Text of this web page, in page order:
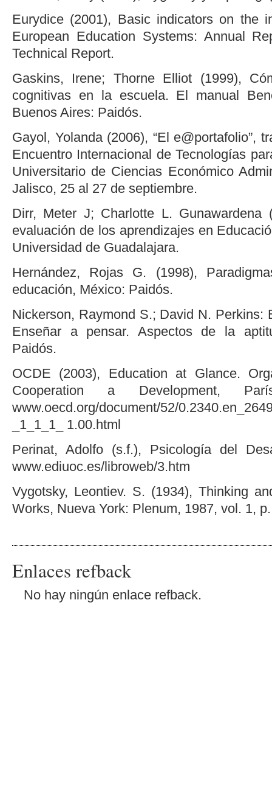
Eurydice (2001), Basic indicators on the
European Education Systems: Annual
Technical Report.
Gaskins, Irene; Thorne Elliot (1999),
cognitivas en la escuela. El manual
Buenos Aires: Paidós.
Gayol, Yolanda (2006), “El e@portafolio”,
Encuentro Internacional de Tecnologías
Universitario de Ciencias Económico
Jalisco, 25 al 27 de septiembre.
Dirr, Meter J; Charlotte L. Gunawardena
evaluación de los aprendizajes en
Universidad de Guadalajara.
Hernández, Rojas G. (1998),
educación, México: Paidós.
Nickerson, Raymond S.; David N. Perkins:
Enseñar a pensar. Aspectos de la
Paidós.
OCDE (2003), Education at Glance.
Cooperation a Development,
www.oecd.org/document/52/
_1_1_1_ 1.00.html
Perinat, Adolfo (s.f.), Psicología del
www.ediuoc.es/libroweb/3.htm
Vygotsky, Leontiev. S. (1934), Thinking
Works, Nueva York: Plenum, 1987, vol. 1,
Enlaces refback
No hay ningún enlace refback.